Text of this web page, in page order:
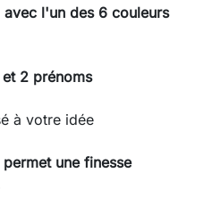
avec l'un des 6 couleurs
2 prénoms
à votre idée
permet une finesse